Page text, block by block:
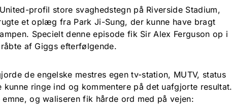
profil store svaghedstegn på Riverside Stadium,
et oplæg fra Park Ji-Sung, der kunne have bragt
Specielt denne episode fik Sir Alex Ferguson op i
af Giggs efterfølgende.
de engelske mestres egen tv-station, MUTV, status
ringe ind og kommentere på det uafgjorte resultat.
og waliseren fik hårde ord med på vejen: